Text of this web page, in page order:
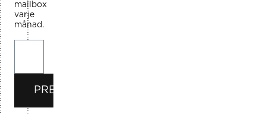
mailbox
varje
månad.
PRENUMERERA